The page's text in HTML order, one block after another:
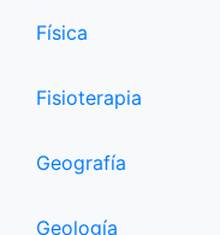
Física
Fisioterapia
Geografía
Geología